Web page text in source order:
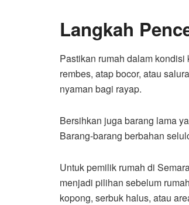
Langkah
Pastikan rumah dalam
rembes, atap bocor, atau
nyaman bagi rayap.
Bersihkan juga barang lama
Barang-barang berbahan
Untuk pemilik rumah di
menjadi pilihan sebelum
kopong, serbuk halus, atau